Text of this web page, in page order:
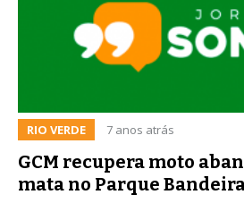
RIO VERDE 7 anos atrás
GCM recupera moto
mata no Parque